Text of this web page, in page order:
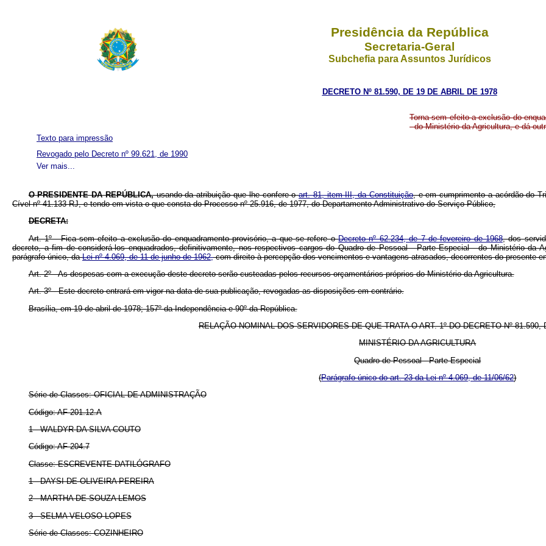
Presidência da República
Secretaria-Geral
Subchefia para Assuntos Jurídicos
DECRETO Nº 81.590, DE 19 DE ABRIL DE 1978
Torna sem efeito a exclusão do
- do Ministério da Agricultura, e dá
Ver mais...
Texto para impressão
Revogado pelo Decreto nº 99.621, de 1990
O PRESIDENTE DA REPÚBLICA,usando da atribuição que lhe confere oart. 81, item III, da Constituição, e em cumprimento a acórdão do
Cível nº 41.133-RJ, e tendo em vista o que consta do Processo nº 25.916, de 1977, do Departamento Administrativo do Serviço Público,
DECRETA:
Art. 1º - Fica sem efeito a exclusão do enquadramento provisório, a que se refere oDecreto nº 62.234, de 7 de fevereiro de 1968, dos
decreto, a fim de considerá-los enquadrados, definitivamente, nos respectivos cargos do Quadro de Pessoal - Parte Especial - do Ministério
parágrafo único, daLei nº 4.069, de 11 de junho de 1962,com direito à percepção dos vencimentos e vantagens atrasados, decorrentes do presente
Art. 2º - As despesas com a execução deste decreto serão custeadas pelos recursos orçamentários próprios do Ministério da Agricultura.
Art. 3º - Este decreto entrará em vigor na data de sua publicação, revogadas as disposições em contrário.
Brasília, em 19 de abril de 1978; 157º da Independência e 90º da República.
RELAÇÃO NOMINAL DOS SERVIDORES DE QUE TRATA O ART. 1º DO DECRETO Nº 81.590,
MINISTÉRIO DA AGRICULTURA
Quadro de Pessoal - Parte Especial
(Parágrafo único do art. 23 da Lei nº 4.069, de 11/06/62)
Série de Classes: OFICIAL DE ADMINISTRAÇÃO
Código: AF-201.12.A
1 - WALDYR DA SILVA COUTO
Código: AF-204.7
Classe: ESCREVENTE DATILÓGRAFO
1 - DAYSI DE OLIVEIRA PEREIRA
2 - MARTHA DE SOUZA LEMOS
3 - SELMA VELOSO LOPES
Série de Classes: COZINHEIRO